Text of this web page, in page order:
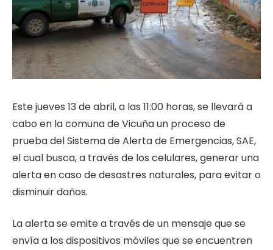
Este jueves 13 de abril, a las 11:00 horas, se llevará a
cabo en la comuna de Vicuña un proceso de
prueba del Sistema de Alerta de Emergencias, SAE,
el cual busca, a través de los celulares, generar una
alerta en caso de desastres naturales, para evitar o
disminuir daños.
La alerta se emite a través de un mensaje que se
envía a los dispositivos móviles que se encuentren